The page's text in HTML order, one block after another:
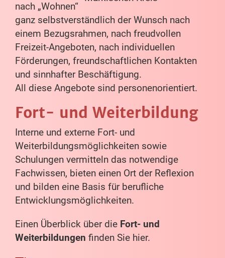
nach „Wohnen“
ganz selbstverständlich der Wunsch nach
einem Bezugsrahmen, nach freud­vollen
Freizeit-Angeboten, nach individuellen
Förderun­gen, freundschaftlichen Kontakten
und sinnhafter Beschäftigung.
All diese Angebote sind personenorientiert.
Fort- und Weiterbildung
Interne und externe Fort- und
Weiterbildungsmöglichkeiten sowie
Schulungen vermitteln das notwendige
Fachwissen, bieten einen Ort der Reflexion
und bilden eine Basis für berufliche
Entwicklungsmöglichkeiten.
Einen Überblick über die Fort- und
Weiterbildungen finden Sie hier.